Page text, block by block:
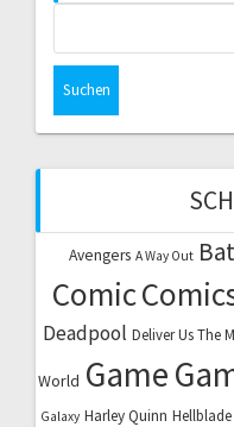
Avengers A Way Out
Comic
Deadpool Deliver Us The
World Game
Galaxy Harley Quinn Hellblade